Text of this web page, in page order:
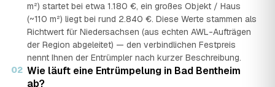
m²) startet bei etwa 1.180 €, ein großes Objekt / Haus
(~110 m²) liegt bei rund 2.840 €. Diese Werte stammen als
Richtwert für Niedersachsen (aus echten AWL-Aufträgen
der Region abgeleitet) — den verbindlichen Festpreis
nennt Ihnen der Entrümpler nach kurzer Beschreibung.
02 Wie läuft eine Entrümpelung in Bad Bentheim
ab?